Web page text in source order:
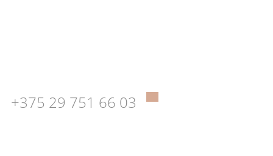
+375 29 751 66 03